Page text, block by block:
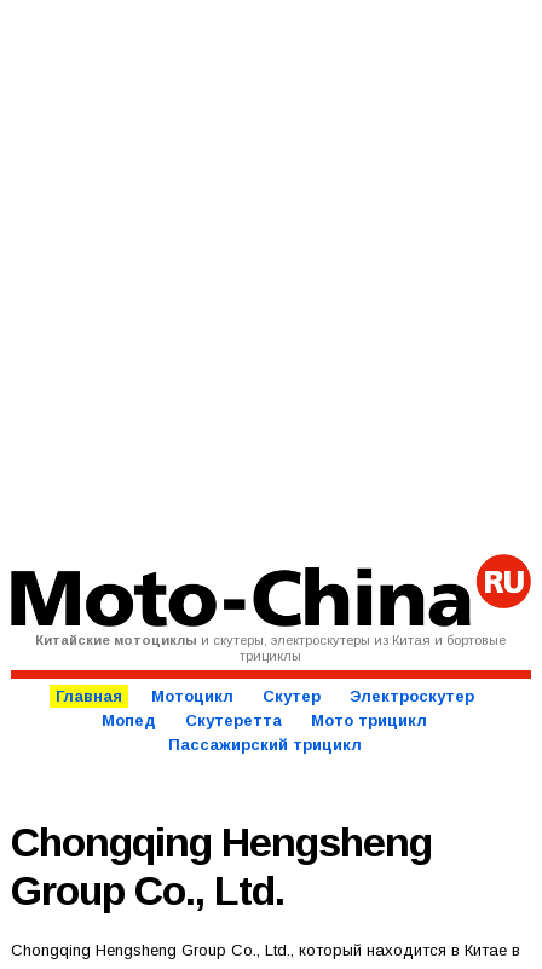
Китайские мотоциклы и скутеры, электроскутеры из Китая и бортовые
трициклы
Главная Мотоцикл Скутер
Электроскутер
Мопед
Скутеретта
Мото трицикл
Пассажирский трицикл
Chongqing Hengsheng
Group Co., Ltd.
Chongqing Hengsheng Group Co., Ltd., который находится в Китае в